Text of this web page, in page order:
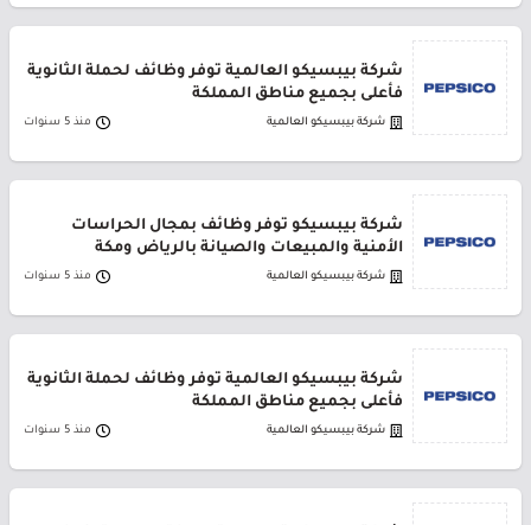
شركة بيبسيكو العالمية توفر وظائف لحملة الثانوية
فأعلى بجميع مناطق المملكة
شركة بيبسيكو العالمية منذ 5 سنوات
شركة بيبسيكو توفر وظائف بمجال الحراسات
الأمنية والمبيعات والصيانة بالرياض ومكة
شركة بيبسيكو العالمية منذ 5 سنوات
شركة بيبسيكو العالمية توفر وظائف لحملة الثانوية
فأعلى بجميع مناطق المملكة
شركة بيبسيكو العالمية منذ 5 سنوات